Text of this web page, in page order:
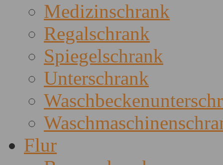
Medizinschrank
Regalschrank
Spiegelschrank
Unterschrank
Flur